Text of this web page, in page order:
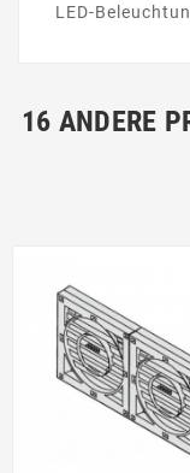
LED-
16 ANDERE